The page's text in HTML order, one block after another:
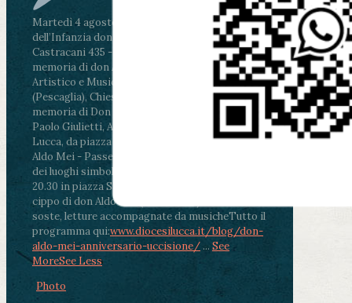
Martedì 4 agosto2026
ore 11:30 - Lucca, Scuola
dell’Infanzia don Aldo Mei - Viale Castruccio
Castracani 435 - Inaugurazione murales in
memoria di don Aldo Mei curato dal Liceo
Artistico e Musicale “Passaglia”
ore 18 - Fiano
(Pescaglia), Chiesa parrocchiale - Messa in
memoria di Don Aldo Mei celebrata da mons.
Paolo Giulietti, Arcivescovo di Lucca
ore 20.30 -
Lucca, da piazza San Michele al Cippo di don
Aldo Mei - Passeggiata della Memoria in alcuni
dei luoghi simbolo della città. Ritrovo alle ore
20.30 in piazza San Michele con conclusione al
cippo di don Aldo Mei (Porta Elisa). Durante le
soste, letture accompagnate da musicheTutto il
programma qui:www.diocesilucca.it/blog/don-
aldo-mei-anniversario-uccisione/ ... See
MoreSee Less
Photo